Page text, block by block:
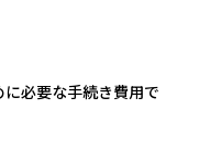
必要な手続き費用で